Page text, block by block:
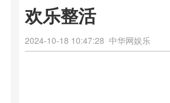
欢乐整活
2024-10-18 10:47:28 中华网娱乐